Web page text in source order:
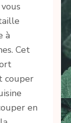
à
Cet
couper
en